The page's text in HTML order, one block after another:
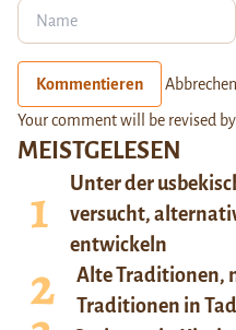
MEISTGELESEN
Unter der
versucht,
entwickeln
Alte Traditionen,
Traditionen in
Kommentieren Abbrechen
Your comment will be revised